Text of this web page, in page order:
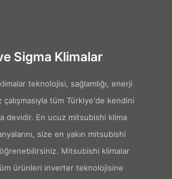
Sigma Klimalar
teknolojisi, sağlamlığı, enerji
tüm Türkiye'de kendini
devidir. En ucuz mitsubishi klima
size en yakın mitsubishi
Mitsubishi klimalar
ürünleri inverter teknolojisine